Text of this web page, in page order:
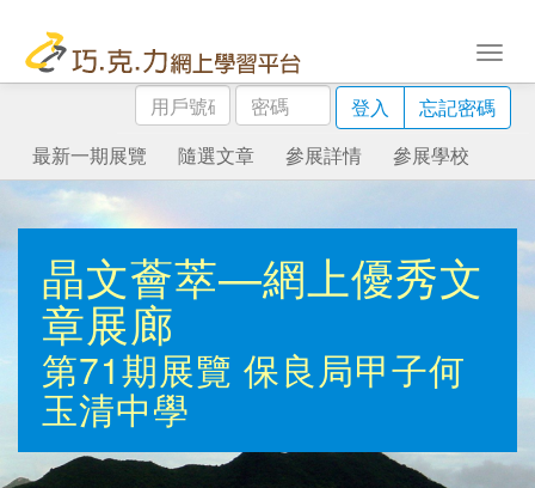
用
戶
號
碼
密
碼
登入
忘記密碼
最新一期展覽
隨選文章 參展詳情 參展學校
晶文薈萃—網上優秀文
章展廊
第71期展覽 保良局甲子何
玉清中學